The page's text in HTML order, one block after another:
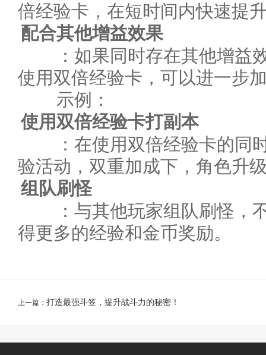
倍经验卡，在短时间内快速提
配合其他增益效果
：如果同时存在其他增益
使用双倍经验卡，可以进一步
示例：
使用双倍经验卡打副本
：在使用双倍经验卡的同
验活动，双重加成下，角色升
组队刷怪
：与其他玩家组队刷怪，
得更多的经验和金币奖励。
上一篇： 打造最强斗笠，提升战斗力的秘密！